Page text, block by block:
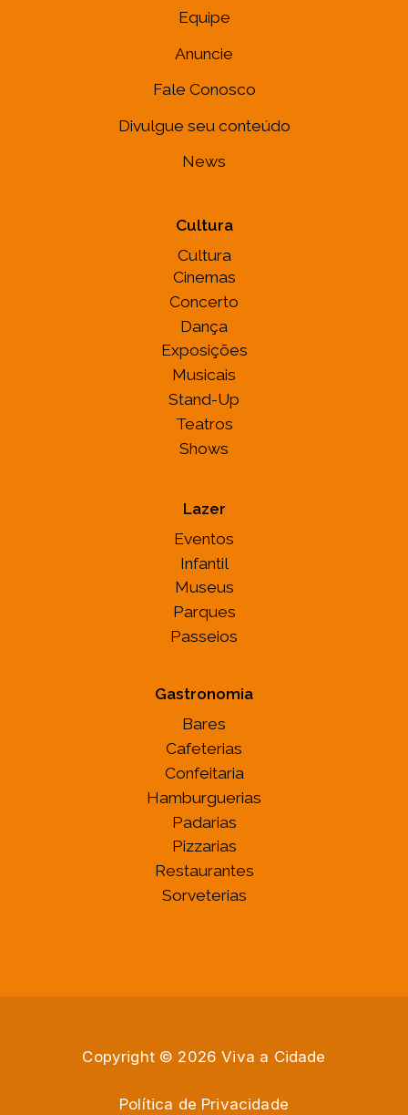
Equipe
Anuncie
Fale Conosco
Divulgue seu conteúdo
News
Cultura
Cultura
Cinemas
Concerto
Dança
Exposições
Musicais
Stand-Up
Teatros
Shows
Lazer
Eventos
Infantil
Museus
Parques
Passeios
Gastronomia
Bares
Cafeterias
Confeitaria
Hamburguerias
Padarias
Pizzarias
Restaurantes
Sorveterias
Copyright © 2026 Viva a Cidade
Política de Privacidade